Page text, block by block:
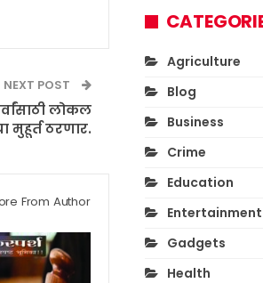
NEXT POST
लोकल
मुहूर्त ठरणार.
From Author
Agriculture
Blog
Business
Crime
Education
Entertainment
Gadgets
Health